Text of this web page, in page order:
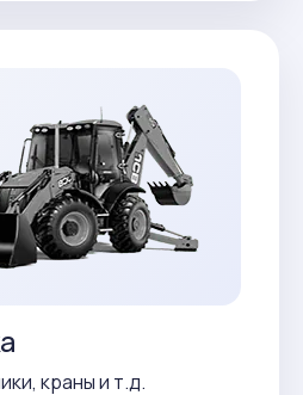
краны и т.д.